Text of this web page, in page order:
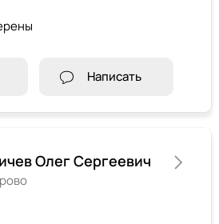
Написать
Олег Сергеевич